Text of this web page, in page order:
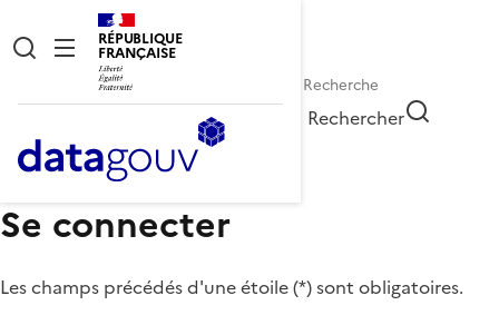
RÉPUBLIQUE
FRANÇAISE
Rechercher
Se connecter
Les champs précédés d'une étoile (*) sont obligatoires.